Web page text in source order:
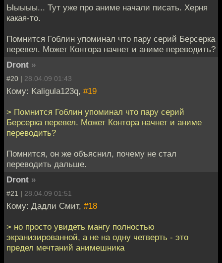
Ыыыыы... Тут уже про аниме начали писать. Херня
какая-то.
Помнится Гоблин упоминал что пару серий Берсерка
перевел. Может Контора начнет и аниме переводить?
Dront »
#20 | 28.04.09 01:43
Кому: Kaligula123q, #19
> Помнится Гоблин упоминал что пару серий
Берсерка перевел. Может Контора начнет и аниме
переводить?
Помнится, он же объяснил, почему не стал
переводить дальше.
Dront »
#21 | 28.04.09 01:51
Кому: Дадли Смит, #18
> но просто увидеть мангу полностью
экранизированной, а не на одну четверть - это
предел мечтаний анимешника